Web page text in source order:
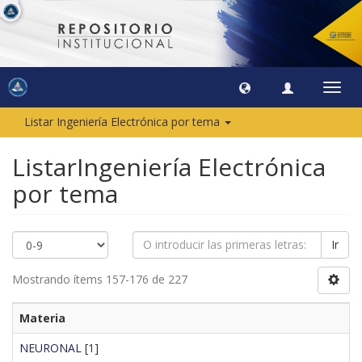
Listar Ingeniería Electrónica por tema
ListarIngeniería Electrónica
por tema
Ir
Mostrando ítems 157-176 de 227
Materia
NEURONAL [1]